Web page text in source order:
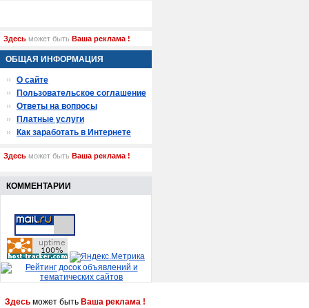
Здесь может быть Ваша реклама !
ОБЩАЯ ИНФОРМАЦИЯ
О сайте
Пользовательское соглашение
Ответы на вопросы
Платные услуги
Как заработать в Интернете
Здесь может быть Ваша реклама !
КОММЕНТАРИИ
Здесь может быть Ваша реклама !